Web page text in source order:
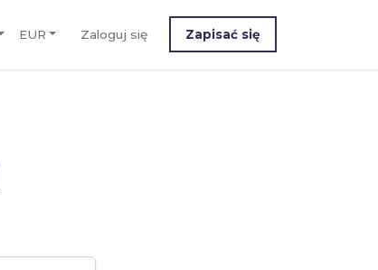
EUR Zaloguj się Zapisać się